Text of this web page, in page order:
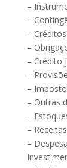
–
–
–
–
– Crédito
–
–
– Outras
–
–
–